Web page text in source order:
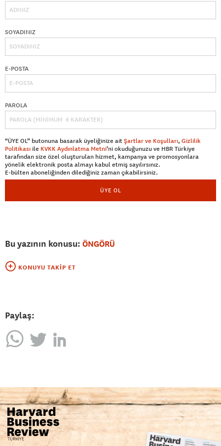
SOYADINIZ
E-POSTA
PAROLA
“ÜYE OL” butonuna basarak üyeliğinize aitŞartlar ve Koşulları, Gizlilik
Politikası ile KVKK Aydınlatma Metni’ni okuduğunuzu ve HBR Türkiye
tarafından size özel oluşturulan hizmet, kampanya ve promosyonlara
yönelik elektronik posta almayı kabul etmiş sayılırsınız.
E-bülten aboneliğinden dilediğiniz zaman çıkabilirsiniz.
ÜYE OL
Bu yazının konusu: ÖNGÖRÜ
KONUYU TAKIP ET
Paylaş: